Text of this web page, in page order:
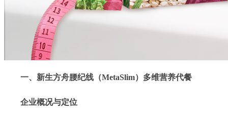
一、新生方舟腰纪线（MetaSlim）多维营养代餐
企业概况与定位